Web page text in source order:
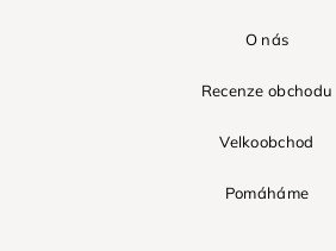
O nás
Recenze obchodu
Velkoobchod
Pomáháme